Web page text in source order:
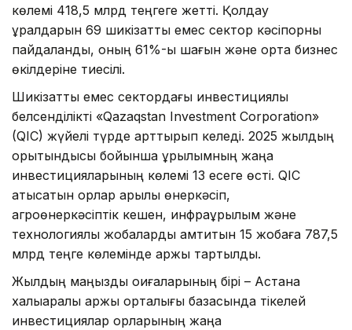
көлемі 418,5 млрд теңгеге жетті. Қолдау
құралдарын 69 шикізаттық емес сектор кәсіпорны
пайдаланды, оның 61%-ы шағын және орта бизнес
өкілдеріне тиесілі.
Шикізаттық емес сектордағы инвестициялық
белсенділікті «Qazaqstan Investment Corporation»
(QIC) жүйелі түрде арттырып келеді. 2025 жылдың
қорытындысы бойынша құрылымның жаңа
инвестицияларының көлемі 13 есеге өсті. QIC
қатысатын қорлар арқылы өнеркәсіп,
агроөнеркәсіптік кешен, инфрақұрылым және
технологиялық жобаларды қамтитын 15 жобаға 787,5
млрд теңге көлемінде қаржы тартылды.
Жылдың маңызды оқиғаларының бірі – Астана
халықаралық қаржы орталығы базасында тікелей
инвестициялар қорларының жаңа